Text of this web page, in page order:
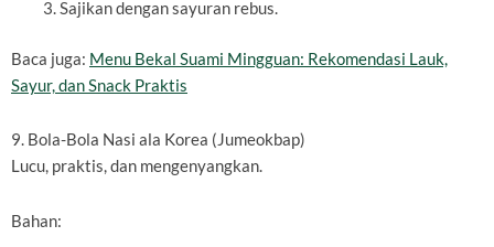
Sajikan dengan sayuran rebus.
Baca juga: Menu Bekal Suami Mingguan: Rekomendasi Lauk,
Sayur, dan Snack Praktis
9. Bola-Bola Nasi ala Korea (Jumeokbap)
Lucu, praktis, dan mengenyangkan.
Bahan: